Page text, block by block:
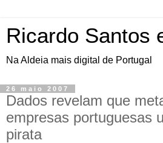
Ricardo Santos
Na Aldeia mais digital de Portugal
26 maio 2007
Dados revelam que
empresas portuguesas
pirata